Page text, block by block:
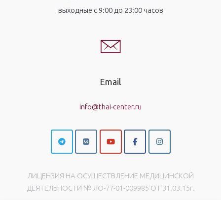
выходные с 9:00 до 23:00 часов
Email
info@thai-center.ru
ЛИЦЕНЗИЯ НА ОСУЩЕСТВЛЕНИЕ МЕДИЦИНСКОЙ
ДЕЯТЕЛЬНОСТИ № ЛО-77-01-009985 ОТ 31.03.15г.